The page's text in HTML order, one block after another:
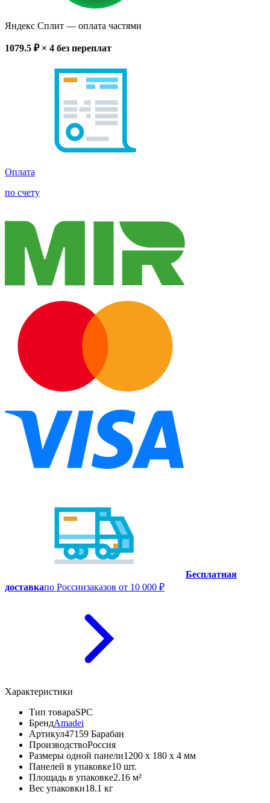
Яндекс Сплит — оплата частями
1079.5 ₽ × 4 без переплат
Оплата
по счету
Бесплатная
доставкапо Россиизаказов от 10 000 ₽
Характеристики
Тип товараSPC
БрендAmadei
Артикул47159 Барабан
ПроизводствоРоссия
Размеры одной панели1200 x 180 x 4 мм
Панелей в упаковке10 шт.
Площадь в упаковке2.16 м²
Вес упаковки18.1 кг